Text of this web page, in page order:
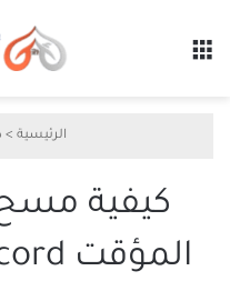
الرئيسية >
كيفية مسح